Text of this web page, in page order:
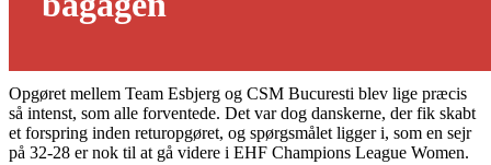
Opgøret mellem Team Esbjerg og CSM Bucuresti blev lige præcis
så intenst, som alle forventede. Det var dog danskerne, der fik skabt
et forspring inden returopgøret, og spørgsmålet ligger i, som en sejr
på 32-28 er nok til at gå videre i EHF Champions League Women.